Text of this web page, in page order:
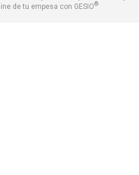
de tu empesa con GESIO®